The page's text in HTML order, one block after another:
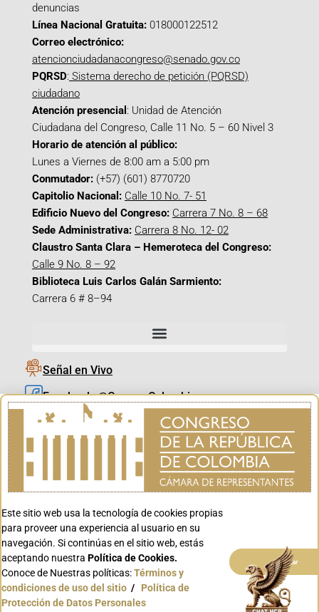
denuncias
Línea Nacional Gratuita: 018000122512
Correo electrónico:
atencionciudadanacongreso@senado.gov.co
PQRSD: Sistema derecho de petición (PQRSD)
ciudadano
Atención presencial : Unidad de Atención
Ciudadana del Congreso, Calle 11 No. 5 – 60 Nivel 3
Horario de atención al público:
Lunes a Viernes de 8:00 am a 5:00 pm
Conmutador: (+57) (601) 8770720
Capitolio Nacional: Calle 10 No. 7- 51
Edificio Nuevo del Congreso: Carrera 7 No. 8 – 68
Sede Administrativa: Carrera 8 No. 12- 02
Claustro Santa Clara – Hemeroteca del Congreso:
Calle 9 No. 8 – 92
Biblioteca Luis Carlos Galán Sarmiento:
Carrera 6 # 8–94
Señal en Vivo
Facebook_@CamaraColombia
Instagram_@CamaraColombia
X_@CamaraColombia
Youtube_@CamaraColombia
Youtube_@CanalCongreso
Conoce GOV.CO
Este sitio web usa la tecnología de cookies propias
para proveer una experiencia al usuario en su
navegación. Si continúas en el sitio web, estás
aceptando nuestra Política de Cookies.
Conoce de Nuestras políticas:Términos y
condiciones de uso del sitio / Política de
Protección de Datos Personales
Aceptar